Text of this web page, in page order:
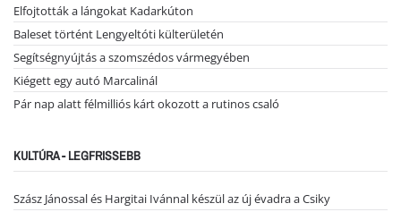
Elfojtották a lángokat Kadarkúton
Baleset történt Lengyeltóti külterületén
Segítségnyújtás a szomszédos vármegyében
Kiégett egy autó Marcalinál
Pár nap alatt félmilliós kárt okozott a rutinos csaló
KULTÚRA - LEGFRISSEBB
Szász Jánossal és Hargitai Ivánnal készül az új évadra a Csiky